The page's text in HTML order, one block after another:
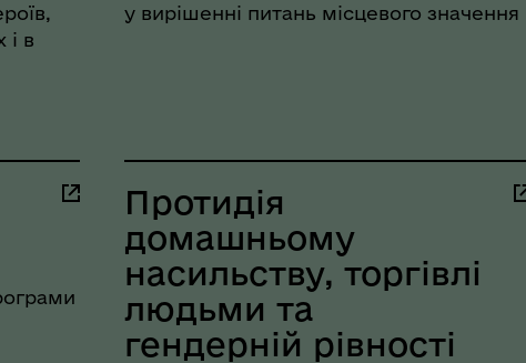
Координаційний штаб з
питань поводження з
військовополоненими
(КШППВ)
і в
у вирішенні питань місцевого значення
Протидія
домашньому
насильству, торгівлі
людьми та
гендерній рівності